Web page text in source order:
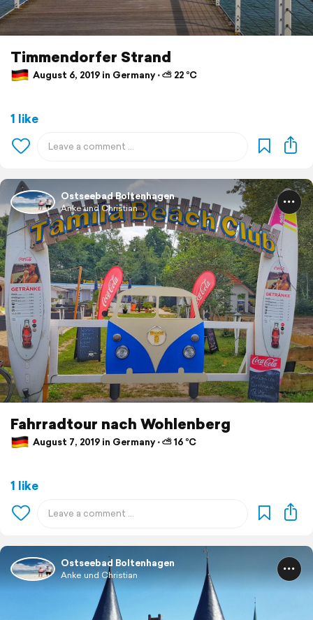
Timmendorfer Strand
August 6, 2019 in Germany ⋅ ⛅ 22 °C
1 like
Ostseebad Boltenhagen
Anke und Christian
Fahrradtour nach Wohlenberg
August 7, 2019 in Germany ⋅ ⛅ 16 °C
1 like
Ostseebad Boltenhagen
Anke und Christian